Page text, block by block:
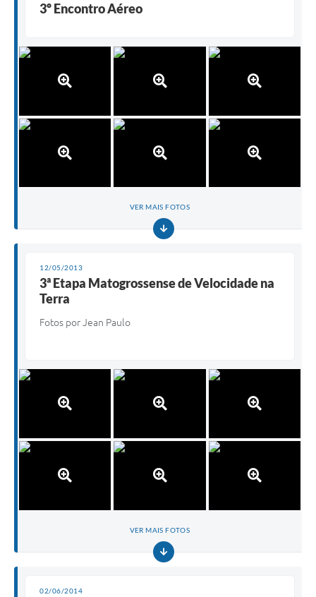
3º Encontro Aéreo
VER MAIS FOTOS
12/05/2013
3ª Etapa Matogrossense de Velocidade na
Terra
Fotos por Jean Paulo
VER MAIS FOTOS
02/06/2014